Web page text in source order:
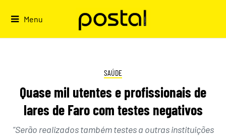
Menu
SAÚDE
Quase mil utentes e profissionais de
lares de Faro com testes negativos
“Serão realizados também testes a outras instituições